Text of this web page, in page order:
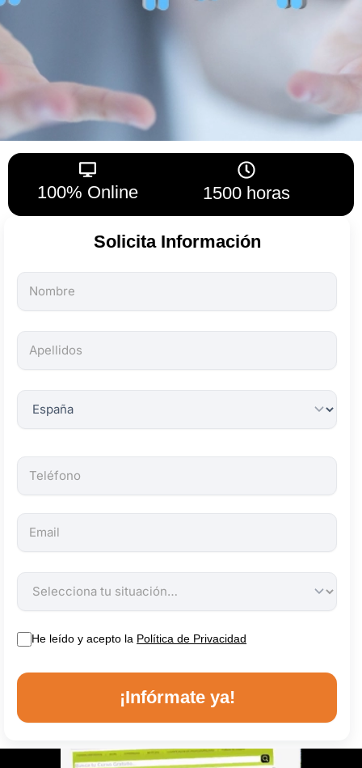
100% Online 1500 horas
Solicita Información
Todos
los
son
obligatorios.
He leído y acepto la Política de Privacidad
¡Infórmate ya!